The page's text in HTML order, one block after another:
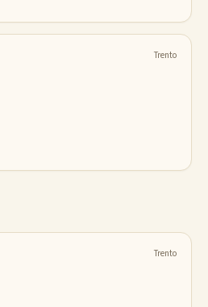
Trento
Trento